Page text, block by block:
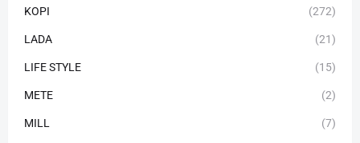
KOPI (272)
LADA (21)
LIFE STYLE (15)
METE (2)
MILL (7)